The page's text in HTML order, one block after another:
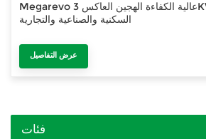
Megarevo عالية الكفاءة الهجين العاكس 3KW-500KW للبيئات
السكنية والصناعية والتجارية
عرض التفاصيل
فئات